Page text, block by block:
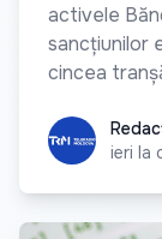
activele
sancțiunilor
cincea
Redacția
ieri la